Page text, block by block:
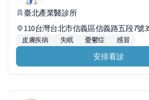
臺北產業醫診所
110台灣台北市信義區信義路五段7號
皮膚疾病 失眠 憂鬱症 感冒
安排看診